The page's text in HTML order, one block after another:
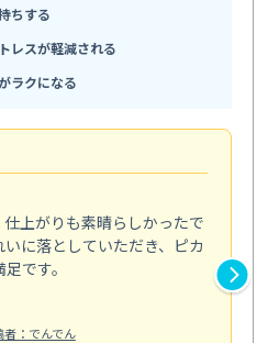
ちする
レスが軽減される
ラクになる
上がりも素晴らしかったで
に落としていただき、ピカ
です。
者：でんでん